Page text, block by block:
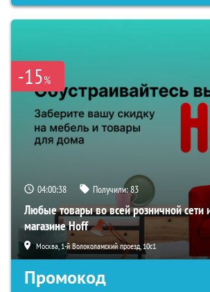
-15%
04:00:37 Получили:83
Любые товары во всей розничной сети
магазине Hoff
Москва, 1-й Волоколамский проезд, 10с1
Промокод